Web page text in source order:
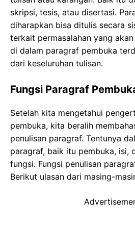
skripsi, tesis, atau disertasi.
diharapkan bisa ditulis secara
terkait permasalahan yang
di dalam paragraf pembuka
dari keseluruhan tulisan.
Fungsi Paragraf
Setelah kita mengetahui
pembuka, kita beralih
penulisan paragraf. Tentunya
paragraf, baik itu pembuka, isi,
fungsi. Fungsi penulisan
Berikut ulasan dari masing-